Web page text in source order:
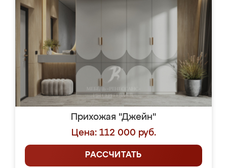
Прихожая "Джейн"
Цена: 112 000 руб.
РАССЧИТАТЬ